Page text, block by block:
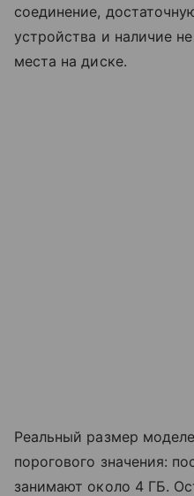
соединение,
устройства и наличие
места на диске.
Реальный размер
порогового значения:
занимают около 4 ГБ.